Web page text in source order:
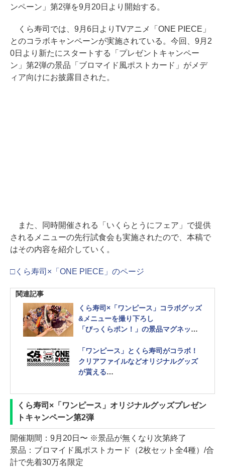
ンペーン」第2弾を9月20日より開始する。
くら寿司では、9月6日よりTVアニメ「ONE PIECE」
とのコラボキャンペーンが実施されている。今回、9月2
0日より新たにスタートする「プレゼントキャンペー
ン」第2弾の景品「ブロマイド風ポストカード」がメデ
ィア向けにお披露目された。
また、同時開催される「いくらとうにフェア」で提供
されるメニューの先行試食会も実施されたので、本稿で
はその内容を紹介していく。
□くら寿司×「ONE PIECE」のページ
関連記事
くら寿司×「ワンピース」コラボグッズ
&メニューを撮り下ろし
「びっくらポン！」の景品マグネット
「ワンピース」とくら寿司がコラボ！
クリアファイルなどオリジナルグッズ
が貰える
もなか登場
くら寿司×「ワンピース」オリジナルグッズプレゼン
トキャンペーン第2弾
開催期間：9月20日〜 ※景品が無くなり次第終了
景品：ブロマイド風ポストカード（2枚セット全4種）/合
計で先着30万名限定